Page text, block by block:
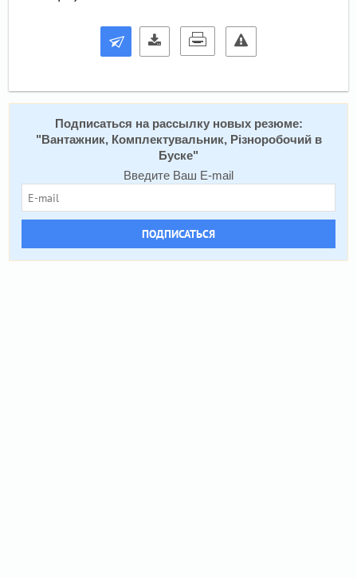
Подписаться на рассылку новых резюме:
" Вантажник, Комплектувальник, Різноробочий в
Буске"
Введите Ваш E-mail
ПОДПИСАТЬСЯ